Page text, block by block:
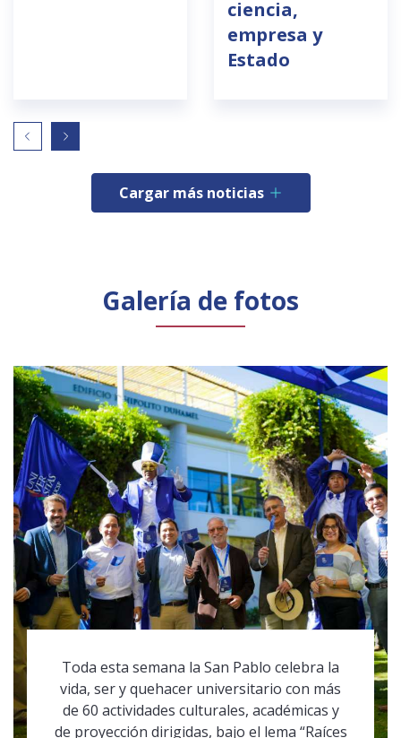
ciencia,
empresa y
Estado
Cargar más noticias
Galería de fotos
Toda esta semana la San Pablo celebra la
vida, ser y quehacer universitario con más
de 60 actividades culturales, académicas y
de proyección dirigidas, bajo el lema “Raíces